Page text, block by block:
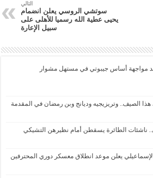
التالي
سوتشي الروسي يعلن انضمام
يحيى عطية الله رسميا للأهلى على
سبيل الإعارة
مواجهة أساس جيبوتي في مستهل مشوار
ناشئات الطائرة يسقطن أمام نظيرهن التشيكي
يعلن موعد انطلاق معسكر دوري المحترفين